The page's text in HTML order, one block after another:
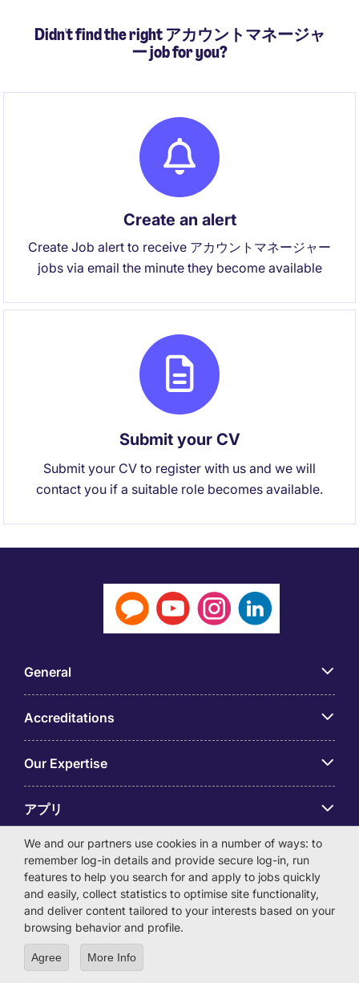
Didn't find the right アカウントマネージャ
ー job for you?
Create an alert
Create Job alert to receive アカウントマネージャー
jobs via email the minute they become available
Submit your CV
Submit your CV to register with us and we will
contact you if a suitable role becomes available.
General
Accreditations
Our Expertise
アプリ
Employer Centre
© Michael Page International (Japan) K.K. Corporation
Number 0104-01-043253 Registered Office 6F Hulic
We and our partners use cookies in a number of ways: to
remember log-in details and provide secure log-in, run
features to help you search for and apply to jobs quickly
and easily, collect statistics to optimise site functionality,
and deliver content tailored to your interests based on your
browsing behavior and profile.
Agree More Info